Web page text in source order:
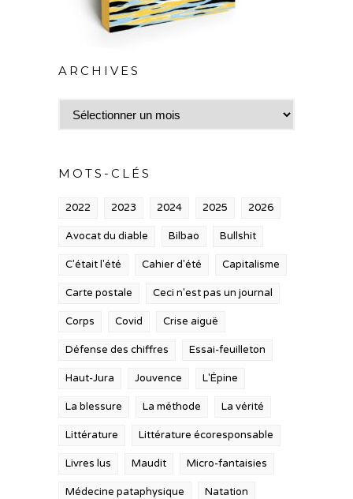
ARCHIVES
Archives
MOTS-CLÉS
2022 2023 2024 2025 2026
Avocat du diable Bilbao Bullshit
C'était l'été Cahier d'été Capitalisme
Carte postale Ceci n'est pas un journal
Corps Covid Crise aiguë
Défense des chiffres Essai-feuilleton
Haut-Jura Jouvence L'Épine
La blessure La méthode La vérité
Littérature Littérature écoresponsable
Livres lus Maudit Micro-fantaisies
Médecine pataphysique Natation